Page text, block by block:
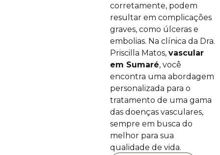
corretamente, podem
resultar em complicações
graves, como úlceras e
embolias. Na clínica da Dra.
Priscilla Matos, vascular
em Sumaré, você
encontra uma abordagem
personalizada para o
tratamento de uma gama
das doenças vasculares,
sempre em busca do
melhor para sua
qualidade de vida.